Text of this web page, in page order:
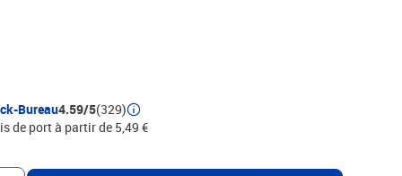
Bureau4.59/5(329)
de port à partir de 5,49 €